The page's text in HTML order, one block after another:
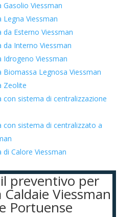
Gasolio Viessman
Legna Viessman
da Esterno Viessman
da Interno Viessman
Idrogeno Viessman
Biomassa Legnosa Viessman
Zeolite
con sistema di centralizzazione
con sistema di centralizzato a
Calore Viessman
preventivo per
Viessman
Portuense